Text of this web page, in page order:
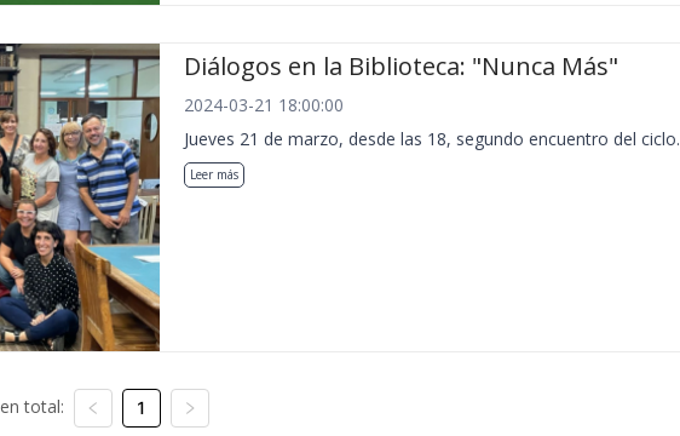
Diálogos en la Biblioteca: "Nunca Más"
2024-03-21 18:00:00
Jueves 21 de marzo, desde las 18, segundo encuentro del ciclo.
Leer más
total: 1